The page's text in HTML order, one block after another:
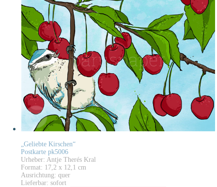
„Geliebte Kirschen“
Postkarte pk5006
Urheber: Antje Therés Kral
Format: 17,2 x 12,1 cm
Ausrichtung: quer
Lieferbar: sofort